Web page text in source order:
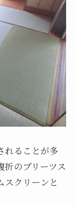
れることが多
折のプリーツス
スクリーンと